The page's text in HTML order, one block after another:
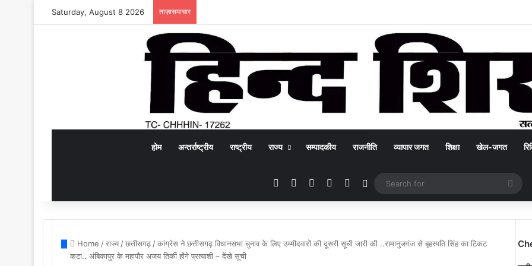
Saturday, August 8 2026 ताज़ासमाचार
होम अन्तर्राष्ट्रीय राष्ट्रीय राज्य सम्पादकीय राजनीति व्यापार जगत शिक्षा खेल-जगत
Facebook YouTubeInstagramWhatsApp
Switch skin
for
Home /राज्य/छत्तीसगढ़/कांग्रेस ने छत्तीसगढ़ विधानसभा चुनाव के लिए उम्मीदवारों की दूसरी सूची जारी की ..रामानुजगंज से बृहस्पति सिंह का टिकट
कटा.. अंबिकापुर के महापौर अजय तिर्की होंगे प्रत्याशी – देंखे सूची